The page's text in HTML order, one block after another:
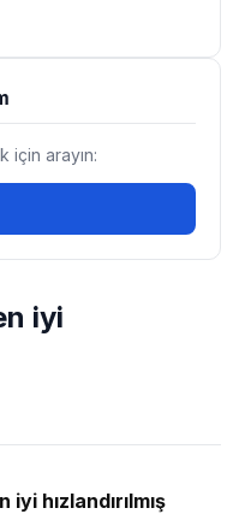
iyi
hızlandırılmış
için arayın: